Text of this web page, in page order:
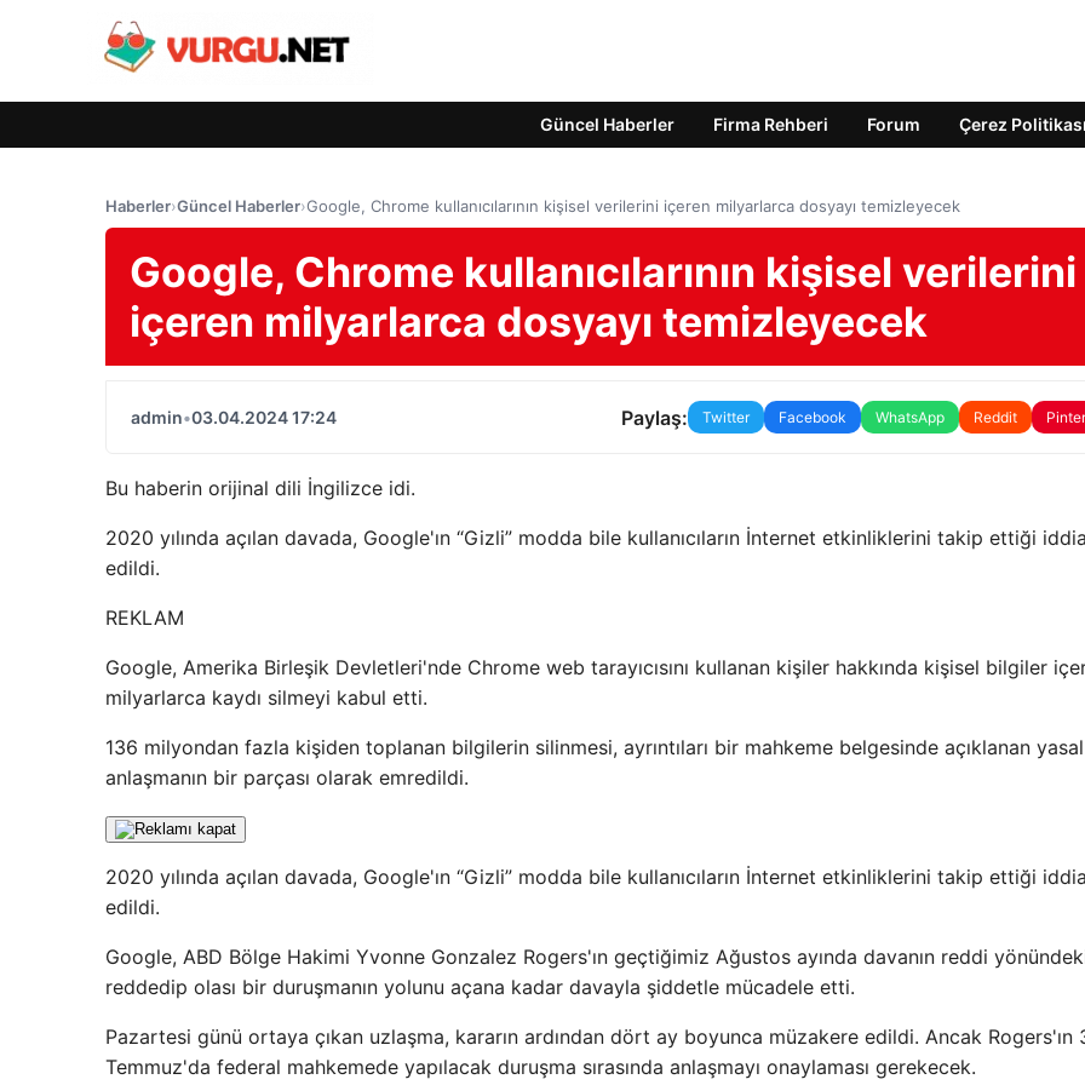
Güncel Haberler Firma Rehberi Forum Çerez Politikası
Haberler›Güncel Haberler›Google, Chrome kullanıcılarının kişisel verilerini içeren milyarlarca dosyayı temizleyecek
Google, Chrome kullanıcılarının kişisel verilerini
içeren milyarlarca dosyayı temizleyecek
admin•03.04.2024 17:24 Paylaş: Twitter Facebook WhatsApp Reddit
Bu haberin orijinal dili İngilizce idi.
2020 yılında açılan davada, Google'ın “Gizli” modda bile kullanıcıların İnternet etkinliklerini takip ettiği iddia
edildi.
REKLAM
Google, Amerika Birleşik Devletleri'nde Chrome web tarayıcısını kullanan kişiler hakkında kişisel bilgiler
milyarlarca kaydı silmeyi kabul etti.
136 milyondan fazla kişiden toplanan bilgilerin silinmesi, ayrıntıları bir mahkeme belgesinde açıklanan yasal
anlaşmanın bir parçası olarak emredildi.
2020 yılında açılan davada, Google'ın “Gizli” modda bile kullanıcıların İnternet etkinliklerini takip ettiği iddia
edildi.
Google, ABD Bölge Hakimi Yvonne Gonzalez Rogers'ın geçtiğimiz Ağustos ayında davanın reddi
reddedip olası bir duruşmanın yolunu açana kadar davayla şiddetle mücadele etti.
Pazartesi günü ortaya çıkan uzlaşma, kararın ardından dört ay boyunca müzakere edildi. Ancak Rogers'ın
Temmuz'da federal mahkemede yapılacak duruşma sırasında anlaşmayı onaylaması gerekecek.